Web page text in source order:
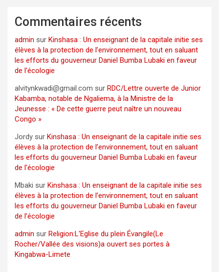
Commentaires récents
admin sur Kinshasa : Un enseignant de la capitale initie ses
élèves à la protection de l’environnement, tout en saluant
les efforts du gouverneur Daniel Bumba Lubaki en faveur
de l’écologie
alvitynkwadi@gmail.com sur RDC/Lettre ouverte de Junior
Kabamba, notable de Ngaliema, à la Ministre de la
Jeunesse : « De cette guerre peut naître un nouveau
Congo »
Jordy sur Kinshasa : Un enseignant de la capitale initie ses
élèves à la protection de l’environnement, tout en saluant
les efforts du gouverneur Daniel Bumba Lubaki en faveur
de l’écologie
Mbaki sur Kinshasa : Un enseignant de la capitale initie ses
élèves à la protection de l’environnement, tout en saluant
les efforts du gouverneur Daniel Bumba Lubaki en faveur
de l’écologie
admin sur Religion:L’Eglise du plein Évangile(Le
Rocher/Vallée des visions)a ouvert ses portes à
Kingabwa-Limete